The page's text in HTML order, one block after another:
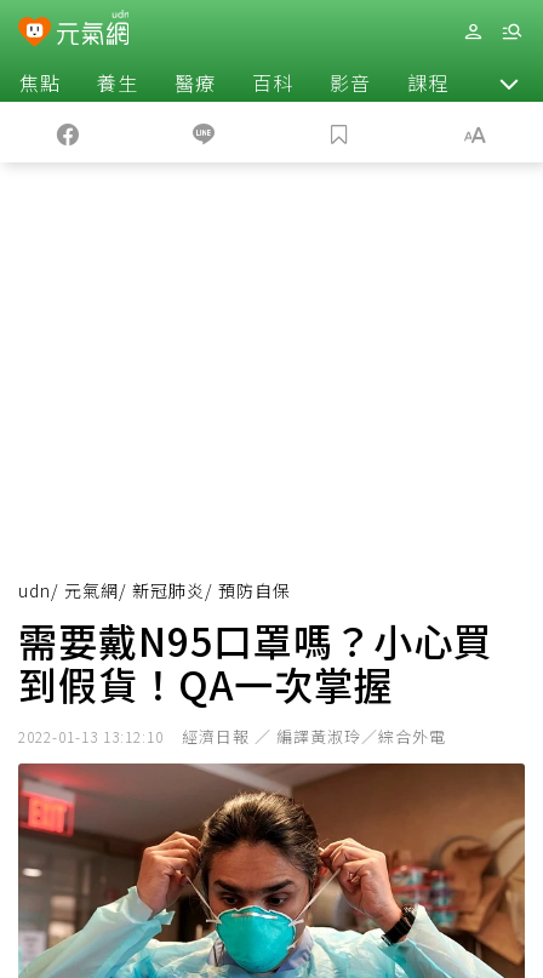
焦點 養生 醫療 百科 影音 課程 退休
udn/ 元氣網/ 新冠肺炎 / 預防自保
需要戴N95口罩嗎？小心買
到假貨！QA一次掌握
2022-01-13 13:12:10 經濟日報 ／ 編譯黃淑玲／綜合外電